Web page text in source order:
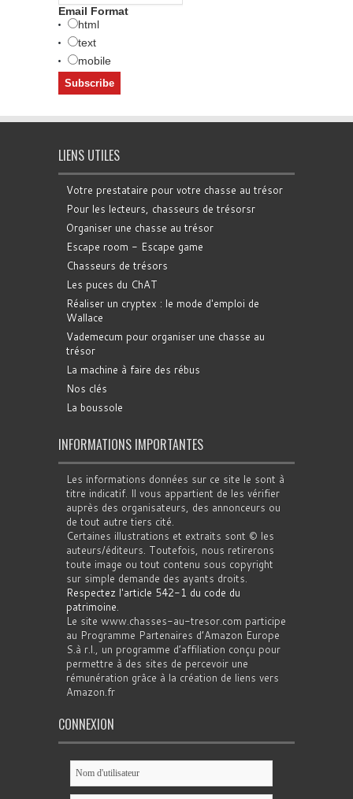
Email Format
html
text
mobile
LIENS UTILES
Votre prestataire pour votre chasse au trésor
Pour les lecteurs, chasseurs de trésorsr
Organiser une chasse au trésor
Escape room - Escape game
Chasseurs de trésors
Les puces du ChAT
Réaliser un cryptex : le mode d'emploi de
Wallace
Vademecum pour organiser une chasse au
trésor
La machine à faire des rébus
Nos clés
La boussole
INFORMATIONS IMPORTANTES
Les informations données sur ce site le sont à
titre indicatif. Il vous appartient de les vérifier
auprès des organisateurs, des annonceurs ou
de tout autre tiers cité.
Certaines illustrations et extraits sont © les
auteurs/éditeurs. Toutefois, nous retirerons
toute image ou tout contenu sous copyright
sur simple demande des ayants droits.
Respectez l'article 542-1 du code du
patrimoine
Le site www.chasses-au-tresor.com participe
au Programme Partenaires d’Amazon Europe
S.à r.l., un programme d’affiliation conçu pour
permettre à des sites de percevoir une
rémunération grâce à la création de liens vers
Amazon.fr
CONNEXION